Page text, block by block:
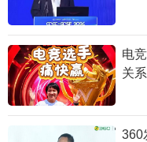
电
关
360